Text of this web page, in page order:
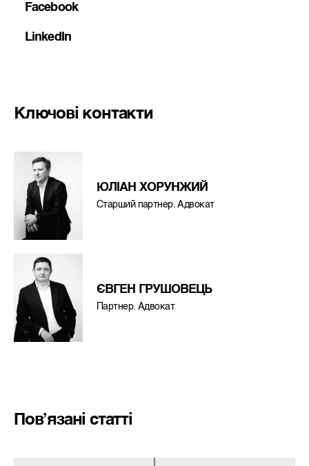
Facebook
LinkedIn
Ключові контакти
ЮЛІАН ХОРУНЖИЙ
Старший партнер. Адвокат
ЄВГЕН ГРУШОВЕЦЬ
Партнер. Адвокат
Пов’язані статті